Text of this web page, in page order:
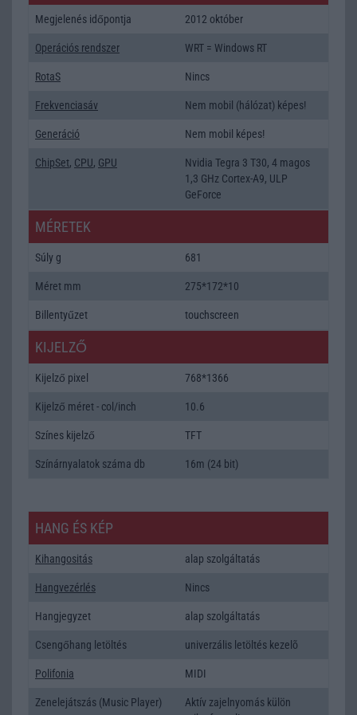
Megjelenés időpontja 2012 október
Operációs rendszer WRT = Windows RT
RotaS Nincs
Frekvenciasáv Nem mobil (hálózat) képes!
Generáció Nem mobil képes!
ChipSet, CPU, GPU
Nvidia Tegra 3 T30, 4 magos
1,3 GHz Cortex-A9, ULP
GeForce
MÉRETEK
Súly g 681
Méret mm 275*172*10
Billentyűzet touchscreen
KIJELZŐ
Kijelző pixel 768*1366
Kijelző méret - col/inch 10.6
Színes kijelző TFT
Színárnyalatok száma db 16m (24 bit)
HANG ÉS KÉP
Kihangositás alap szolgáltatás
Hangvezérlés Nincs
Hangjegyzet alap szolgáltatás
Csengőhang letöltés univerzális letöltés kezelõ
Polifonia MIDI
Zenelejátszás (Music Player)
Aktív zajelnyomás külön